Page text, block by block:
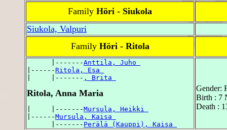
Family Höri - Siukola
Siukola, Valpuri
Family Höri - Ritola
      |-------
Anttila, Juho
|------Ritola, Esa
|     |------- , Brita
Ritola, Anna Maria
|     |-------Mursula, Heikki
|------Mursula, Kaisa
      |-------
Perälä (Kauppi), Kaisa
Gender:
Birth : 7
Death :